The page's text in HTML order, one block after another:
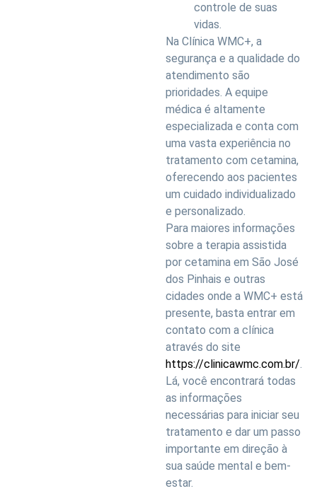
controle de suas
vidas.
Na Clínica WMC+, a
segurança e a qualidade do
atendimento são
prioridades. A equipe
médica é altamente
especializada e conta com
uma vasta experiência no
tratamento com cetamina,
oferecendo aos pacientes
um cuidado individualizado
e personalizado.
Para maiores informações
sobre a terapia assistida
por cetamina em São José
dos Pinhais e outras
cidades onde a WMC+ está
presente, basta entrar em
contato com a clínica
através do site
https://clinicawmc.com.br/.
Lá, você encontrará todas
as informações
necessárias para iniciar seu
tratamento e dar um passo
importante em direção à
sua saúde mental e bem-
estar.